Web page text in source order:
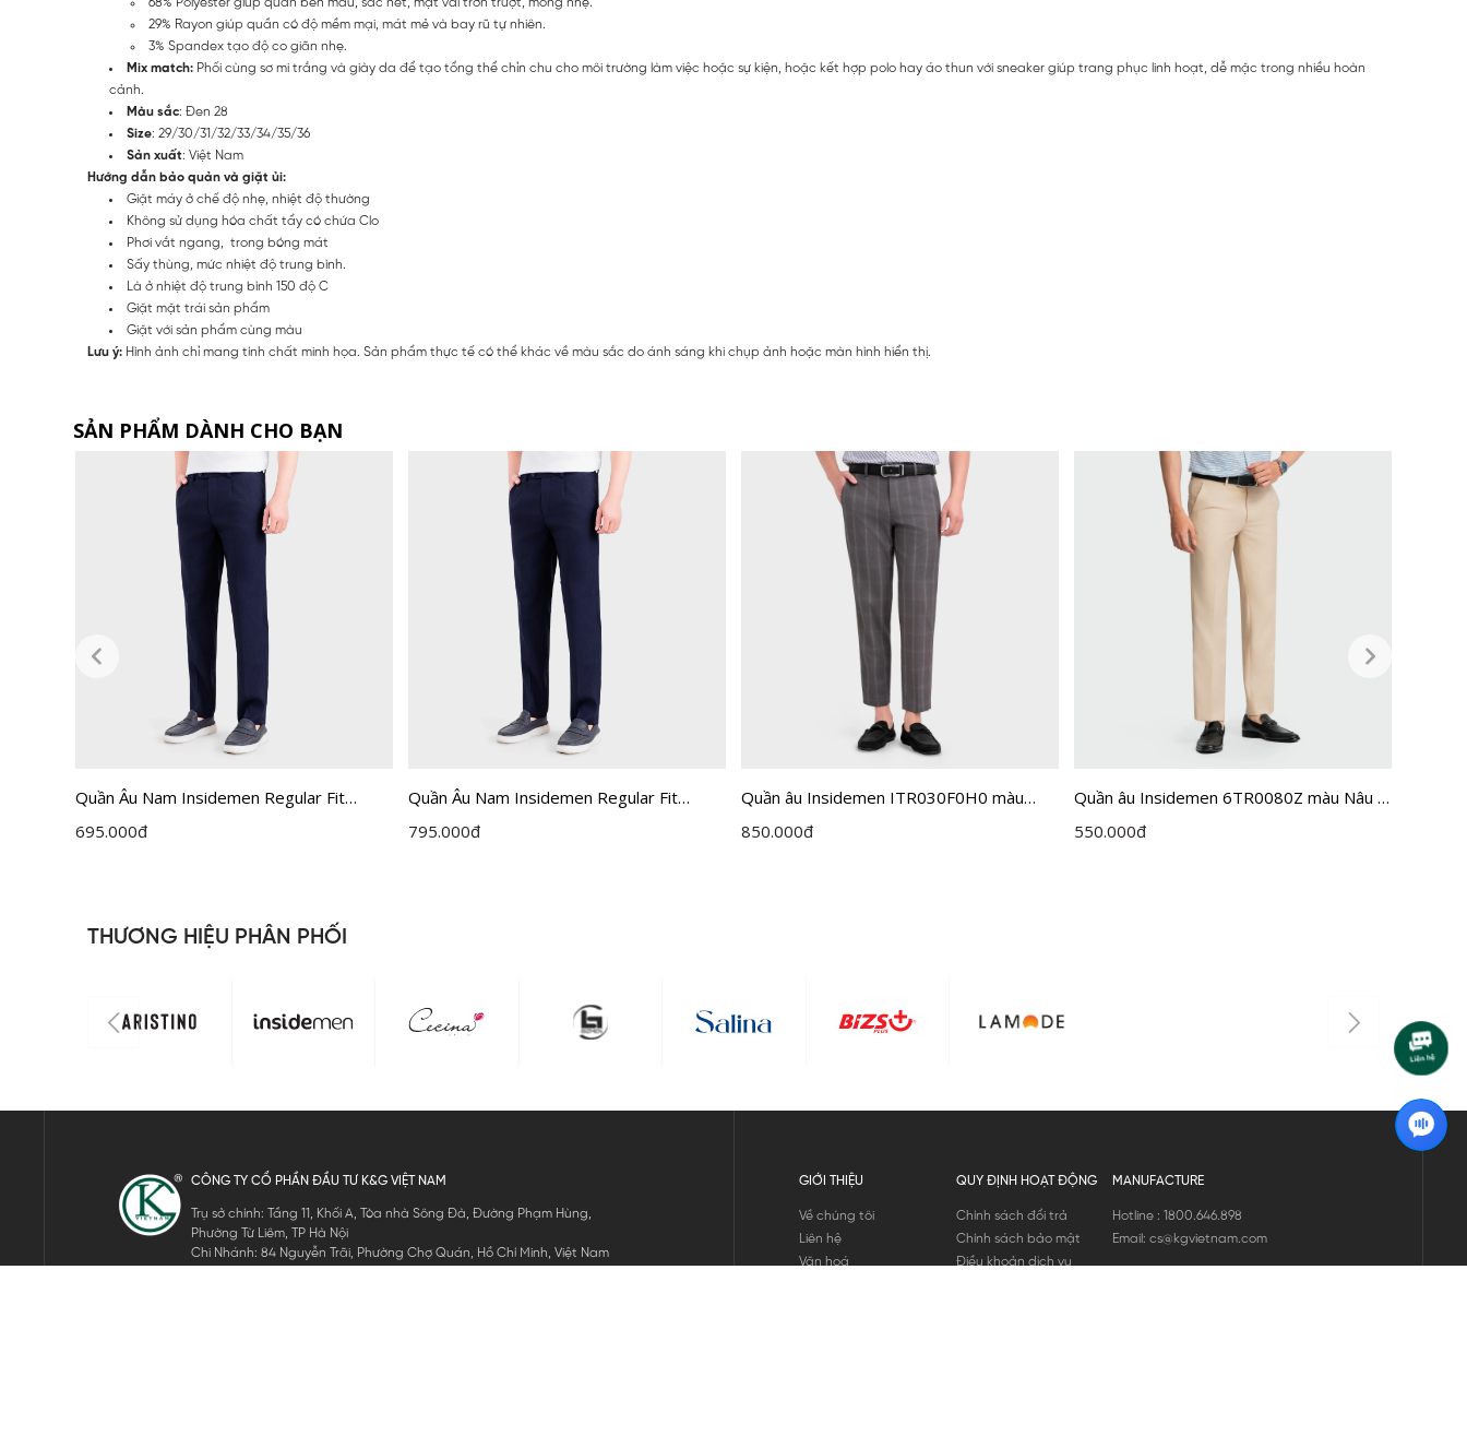
29% Rayon giúp quần có độ mềm mại, mát mẻ và bay rũ tự nhiên.
3% Spandex tạo độ co giãn nhẹ.
Mix match: Phối cùng sơ mi trắng và giày da để tạo tổng thể chỉn chu cho môi trường làm việc hoặc sự kiện, hoặc kết hợp polo hay áo thun với sneaker giúp trang phục linh hoạt, dễ mặc trong nhiều hoàn
cảnh.
Màu sắc: Đen 28
Size: 29/30/31/32/33/34/35/36
Sản xuất: Việt Nam
Hướng dẫn bảo quản và giặt ủi:
Giặt máy ở chế độ nhẹ, nhiệt độ thường
Không sử dụng hóa chất tẩy có chứa Clo
Phơi vắt ngang, trong bóng mát
Sấy thùng, mức nhiệt độ trung bình.
Là ở nhiệt độ trung bình 150 độ C
Giặt mặt trái sản phẩm
Giặt với sản phẩm cùng màu
Lưu ý: Hình ảnh chỉ mang tính chất minh họa. Sản phẩm thực tế có thể khác về màu sắc do ánh sáng khi chụp ảnh hoặc màn hình hiển thị.
SẢN PHẨM DÀNH CHO BẠN
Quần Âu Nam Insidemen Regular Fit
695.000đ
Quần Âu Nam Insidemen Regular Fit
795.000đ
Quần âu Insidemen ITR030F0H0 màu
Xám 03 kẻ cỡ 32
850.000đ
Quần âu Insidemen 6TR0080Z màu Nâu 9
550.000đ
THƯƠNG HIỆU PHÂN PHỐI
CÔNG TY CỔ PHẦN ĐẦU TƯ K&G VIỆT NAM
Trụ sở chính: Tầng 11, Khối A, Tòa nhà Sông Đà, Đường Phạm Hùng,
Phường Từ Liêm, TP Hà Nội
Chi Nhánh: 84 Nguyễn Trãi, Phường Chợ Quán, Hồ Chí Minh, Việt Nam
GIỚI THIỆU
Về chúng tôi
Liên hệ
Văn hoá
QUY ĐỊNH HOẠT ĐỘNG
Chính sách đổi trả
Chính sách bảo mật
Điều khoản dịch vụ
MANUFACTURE
Hotline : 1800.646.898
Email: cs@kgvietnam.com